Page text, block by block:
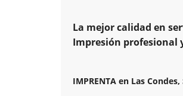
La mejor calidad en
Impresión profesional
IMPRENTA en Las